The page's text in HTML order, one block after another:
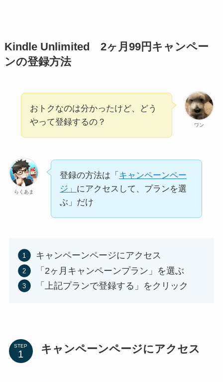
Kindle Unlimited 2ヶ月99円キャンペー
ンの登録方法
ワン
おトクなのは分かったけど、どう
やって登録するの？
らくあま
登録の方法は「 キャンペーンペー
ジ」 にアクセスして、プランを選
ぶ」だけ
キャンペーンページにアクセス
「2ヶ月キャンペーンプラン」を選ぶ
「上記プランで登録する」をクリック
STEP キャンペーンページにアクセス